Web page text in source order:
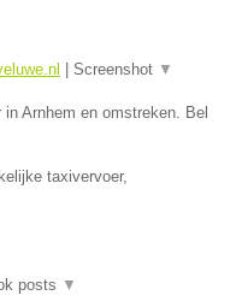
Screenshot ▼
Arnhem en omstreken. Bel
taxivervoer,
posts ▼